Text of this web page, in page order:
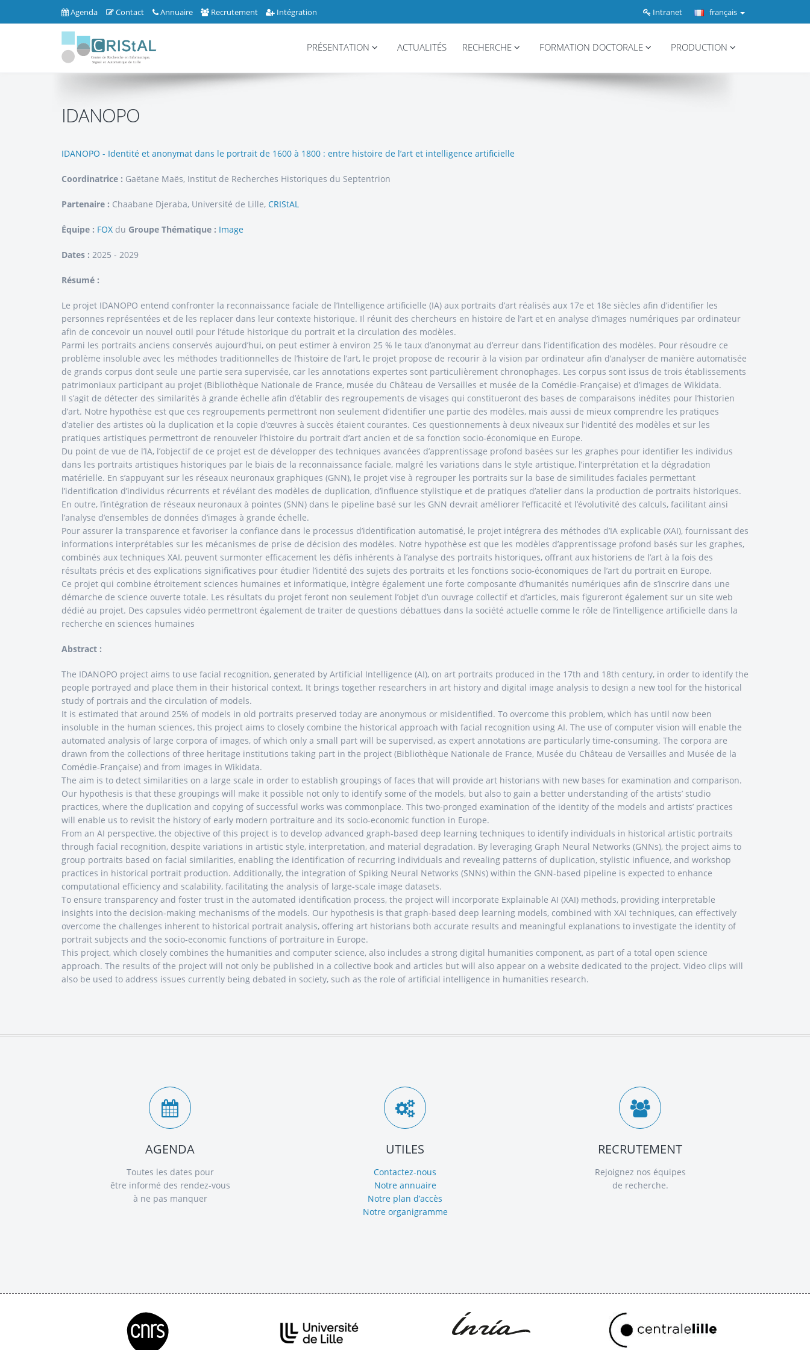
français
Intranet
Agenda Contact Annuaire Recrutement Intégration
PRÉSENTATION ACTUALITÉS RECHERCHE FORMATION DOCTORALE PRODUCTION
IDANOPO
IDANOPO - Identité et anonymat dans le portrait de 1600 à 1800 : entre histoire de l’art et intelligence artificielle
Coordinatrice : Gaëtane Maës, Institut de Recherches Historiques du Septentrion
Partenaire : Chaabane Djeraba, Université de Lille, CRIStAL
Équipe : FOX du Groupe Thématique : Image
Dates : 2025 - 2029
Résumé :
Le projet IDANOPO entend confronter la reconnaissance faciale de l’Intelligence artificielle (IA) aux portraits d’art réalisés aux 17e et 18e siècles afin d’identifier les
personnes représentées et de les replacer dans leur contexte historique. Il réunit des chercheurs en histoire de l’art et en analyse d’images numériques par ordinateur
afin de concevoir un nouvel outil pour l’étude historique du portrait et la circulation des modèles.
Parmi les portraits anciens conservés aujourd’hui, on peut estimer à environ 25 % le taux d’anonymat au d’erreur dans l’identification des modèles. Pour résoudre ce
problème insoluble avec les méthodes traditionnelles de l’histoire de l’art, le projet propose de recourir à la vision par ordinateur afin d’analyser de manière automatisée
de grands corpus dont seule une partie sera supervisée, car les annotations expertes sont particulièrement chronophages. Les corpus sont issus de trois établissements
patrimoniaux participant au projet (Bibliothèque Nationale de France, musée du Château de Versailles et musée de la Comédie-Française) et d’images de Wikidata.
Il s’agit de détecter des similarités à grande échelle afin d’établir des regroupements de visages qui constitueront des bases de comparaisons inédites pour l’historien
d’art. Notre hypothèse est que ces regroupements permettront non seulement d’identifier une partie des modèles, mais aussi de mieux comprendre les pratiques
d’atelier des artistes où la duplication et la copie d’œuvres à succès étaient courantes. Ces questionnements à deux niveaux sur l’identité des modèles et sur les
pratiques artistiques permettront de renouveler l’histoire du portrait d’art ancien et de sa fonction socio-économique en Europe.
Du point de vue de l’IA, l’objectif de ce projet est de développer des techniques avancées d’apprentissage profond basées sur les graphes pour identifier les individus
dans les portraits artistiques historiques par le biais de la reconnaissance faciale, malgré les variations dans le style artistique, l’interprétation et la dégradation
matérielle. En s’appuyant sur les réseaux neuronaux graphiques (GNN), le projet vise à regrouper les portraits sur la base de similitudes faciales permettant
l’identification d’individus récurrents et révélant des modèles de duplication, d’influence stylistique et de pratiques d’atelier dans la production de portraits historiques.
En outre, l’intégration de réseaux neuronaux à pointes (SNN) dans le pipeline basé sur les GNN devrait améliorer l’efficacité et l’évolutivité des calculs, facilitant ainsi
l’analyse d’ensembles de données d’images à grande échelle.
Pour assurer la transparence et favoriser la confiance dans le processus d’identification automatisé, le projet intégrera des méthodes d’IA explicable (XAI), fournissant des
informations interprétables sur les mécanismes de prise de décision des modèles. Notre hypothèse est que les modèles d’apprentissage profond basés sur les graphes,
combinés aux techniques XAI, peuvent surmonter efficacement les défis inhérents à l’analyse des portraits historiques, offrant aux historiens de l’art à la fois des
résultats précis et des explications significatives pour étudier l’identité des sujets des portraits et les fonctions socio-économiques de l’art du portrait en Europe.
Ce projet qui combine étroitement sciences humaines et informatique, intègre également une forte composante d’humanités numériques afin de s’inscrire dans une
démarche de science ouverte totale. Les résultats du projet feront non seulement l’objet d’un ouvrage collectif et d’articles, mais figureront également sur un site web
dédié au projet. Des capsules vidéo permettront également de traiter de questions débattues dans la société actuelle comme le rôle de l’intelligence artificielle dans la
recherche en sciences humaines
Abstract :
The IDANOPO project aims to use facial recognition, generated by Artificial Intelligence (AI), on art portraits produced in the 17th and 18th century, in order to identify the
people portrayed and place them in their historical context. It brings together researchers in art history and digital image analysis to design a new tool for the historical
study of portrais and the circulation of models.
It is estimated that around 25% of models in old portraits preserved today are anonymous or misidentified. To overcome this problem, which has until now been
insoluble in the human sciences, this project aims to closely combine the historical approach with facial recognition using AI. The use of computer vision will enable the
automated analysis of large corpora of images, of which only a small part will be supervised, as expert annotations are particularly time-consuming. The corpora are
drawn from the collections of three heritage institutions taking part in the project (Bibliothèque Nationale de France, Musée du Château de Versailles and Musée de la
Comédie-Française) and from images in Wikidata.
The aim is to detect similarities on a large scale in order to establish groupings of faces that will provide art historians with new bases for examination and comparison.
Our hypothesis is that these groupings will make it possible not only to identify some of the models, but also to gain a better understanding of the artists’ studio
practices, where the duplication and copying of successful works was commonplace. This two-pronged examination of the identity of the models and artists’ practices
will enable us to revisit the history of early modern portraiture and its socio-economic function in Europe.
From an AI perspective, the objective of this project is to develop advanced graph-based deep learning techniques to identify individuals in historical artistic portraits
through facial recognition, despite variations in artistic style, interpretation, and material degradation. By leveraging Graph Neural Networks (GNNs), the project aims to
group portraits based on facial similarities, enabling the identification of recurring individuals and revealing patterns of duplication, stylistic influence, and workshop
practices in historical portrait production. Additionally, the integration of Spiking Neural Networks (SNNs) within the GNN-based pipeline is expected to enhance
computational efficiency and scalability, facilitating the analysis of large-scale image datasets.
To ensure transparency and foster trust in the automated identification process, the project will incorporate Explainable AI (XAI) methods, providing interpretable
insights into the decision-making mechanisms of the models. Our hypothesis is that graph-based deep learning models, combined with XAI techniques, can effectively
overcome the challenges inherent to historical portrait analysis, offering art historians both accurate results and meaningful explanations to investigate the identity of
portrait subjects and the socio-economic functions of portraiture in Europe.
This project, which closely combines the humanities and computer science, also includes a strong digital humanities component, as part of a total open science
approach. The results of the project will not only be published in a collective book and articles but will also appear on a website dedicated to the project. Video clips will
also be used to address issues currently being debated in society, such as the role of artificial intelligence in humanities research.
AGENDA
Toutes les dates pour
être informé des rendez-vous
à ne pas manquer
UTILES
Contactez-nous
Notre annuaire
Notre plan d’accès
Notre organigramme
RECRUTEMENT
Rejoignez nos équipes
de recherche.